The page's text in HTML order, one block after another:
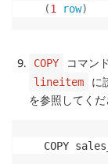
(1 row)
COPY コマン
lineitem
に
を参照してくだ
COPY